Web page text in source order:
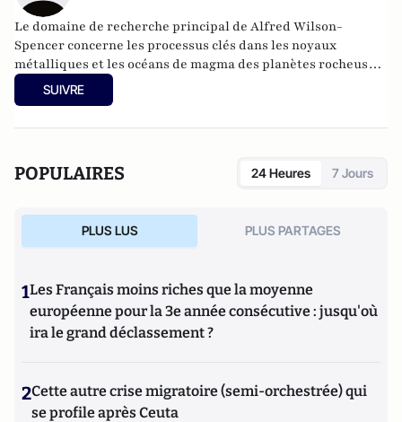
Le domaine de recherche principal de Alfred Wilson-
Spencer concerne les processus clés dans les noyaux
métalliques et les océans de magma des planètes rocheuses
qui facilitent les conditions d'habitabilité à la surface.
SUIVRE
POPULAIRES 24 Heures 7 Jours
PLUS LUS PLUS PARTAGES
1Les Français moins riches que la moyenne
européenne pour la 3e année consécutive : jusqu'où
ira le grand déclassement ?
2Cette autre crise migratoire (semi-orchestrée) qui
se profile après Ceuta